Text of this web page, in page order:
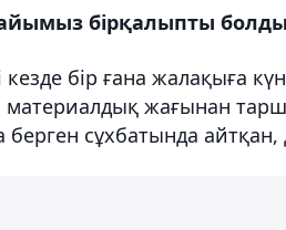
бірқалыпты
кезде бір ғана жалақыға
материалдық жағынан
сұхбатында